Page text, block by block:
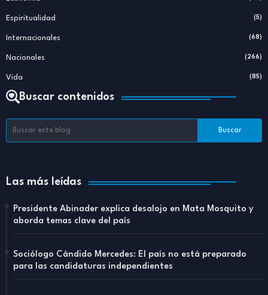
Espiritualidad (5)
Internacionales (68)
Nacionales (266)
Vida (85)
Buscar contenidos
Las más leídas
Presidente Abinader explica desalojo en Mata Mosquito y
aborda temas clave del país
Sociólogo Cándido Mercedes: El país no está preparado
para las candidaturas independientes